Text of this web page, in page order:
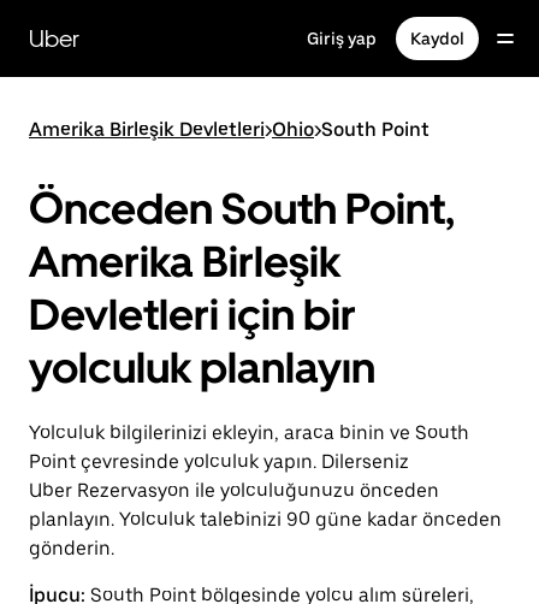
içeriğe
gidinUber Giriş yap Kaydol
Amerika Birleşik Devletleri>Ohio>South Point
Önceden South Point,
Amerika Birleşik
Devletleri için bir
yolculuk planlayın
Yolculuk bilgilerinizi ekleyin, araca binin ve South
Point çevresinde yolculuk yapın. Dilerseniz
Uber Rezervasyon ile yolculuğunuzu önceden
planlayın. Yolculuk talebinizi 90 güne kadar önceden
gönderin.
İpucu: South Point bölgesinde yolcu alım süreleri,